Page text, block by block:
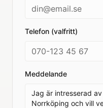
Telefon (valfritt)
Meddelande